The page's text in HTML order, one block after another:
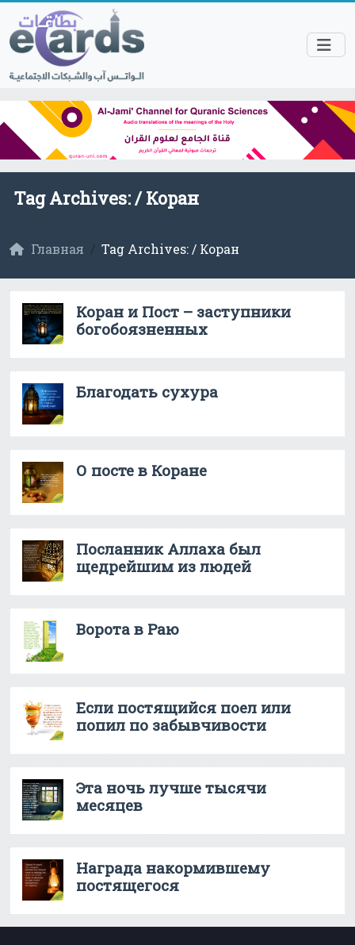
Tag Archives: /Коран
Главная Tag Archives: / Коран
Коран и Пост – заступники
богобоязненных
Благодать сухура
О посте в Коране
Посланник Аллаха был
щедрейшим из людей
Ворота в Раю
Если постящийся поел или
попил по забывчивости
Эта ночь лучше тысячи
месяцев
Награда накормившему
постящегося